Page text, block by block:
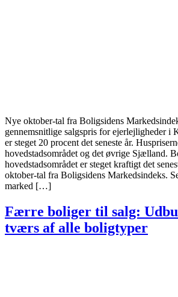
Nye oktober-tal fra Boligsidens
gennemsnitlige salgspris for ejerlejligheder i
er steget 20 procent det seneste år.
hovedstadsområdet og det øvrige Sjælland.
hovedstadsområdet er steget kraftigt det
oktober-tal fra Boligsidens Markedsindeks.
marked […]
Færre boliger til salg:
tværs af alle boligtyper